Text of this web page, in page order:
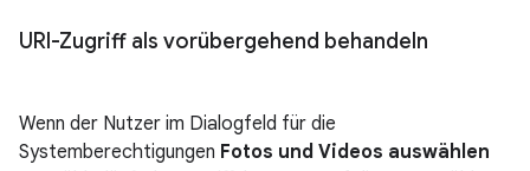
URI-Zugriff als vorübergehend behandeln
Wenn der Nutzer im Dialogfeld für die
Systemberechtigungen Fotos und Videos auswählen